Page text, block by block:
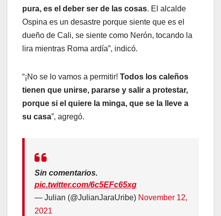
pura, es el deber ser de las cosas. El alcalde
Ospina es un desastre porque siente que es el
dueño de Cali, se siente como Nerón, tocando la
lira mientras Roma ardía”, indicó.
“¡No se lo vamos a permitir! Todos los caleños
tienen que unirse, pararse y salir a protestar,
porque si el quiere la minga, que se la lleve a
su casa”, agregó.
Sin comentarios.
pic.twitter.com/6c5EFc65xg
— Julian (@JulianJaraUribe) November 12,
2021